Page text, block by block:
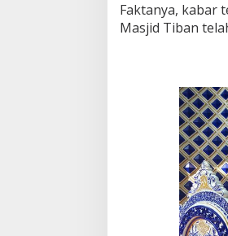
Faktanya, kabar
Masjid Tiban